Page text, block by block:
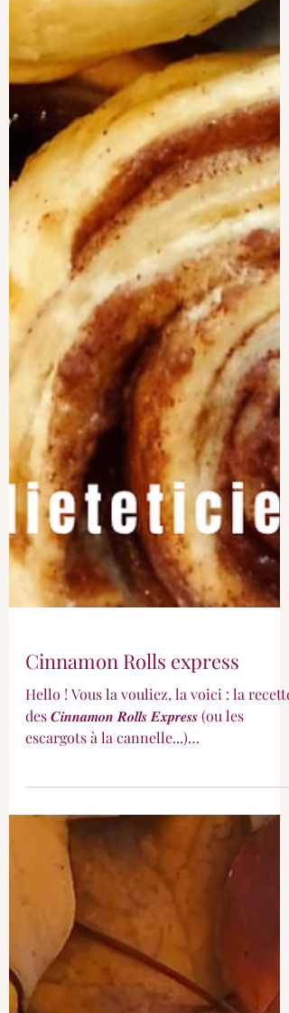
Cinnamon Rolls express
Hello ! Vous la vouliez, la voici : la recette
escargots à la cannelle...)
𝙸𝚗𝚐𝚛é𝚍𝚒𝚎𝚗𝚝𝚜 : 🔸 2 pâtes feuilletées
🔸Cannelle 🔸Sucre complet type
Rapadura ou Muscovado 🔸Papier cuisson
𝙿𝚛é𝚙𝚊𝚛𝚊𝚝𝚒𝚘𝚗 : 🔸 Préchauffer le four à
180 °C. 🔸 Etaler la première pâte
feuilletée, en gardant la seconde au frais.
🔸 Saupoudrer de sucre complet et de
cannelle toute la pâte. 🔸 Déposer la